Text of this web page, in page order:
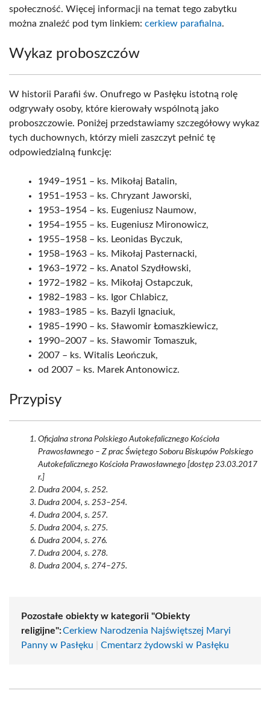
społeczność. Więcej informacji na temat tego zabytku
można znaleźć pod tym linkiem: cerkiew parafialna.
Wykaz proboszczów
W historii Parafii św. Onufrego w Pasłęku istotną rolę
odgrywały osoby, które kierowały wspólnotą jako
proboszczowie. Poniżej przedstawiamy szczegółowy wykaz
tych duchownych, którzy mieli zaszczyt pełnić tę
odpowiedzialną funkcję:
1949–1951 – ks. Mikołaj Batalin,
1951–1953 – ks. Chryzant Jaworski,
1953–1954 – ks. Eugeniusz Naumow,
1954–1955 – ks. Eugeniusz Mironowicz,
1955–1958 – ks. Leonidas Byczuk,
1958–1963 – ks. Mikołaj Pasternacki,
1963–1972 – ks. Anatol Szydłowski,
1972–1982 – ks. Mikołaj Ostapczuk,
1982–1983 – ks. Igor Chlabicz,
1983–1985 – ks. Bazyli Ignaciuk,
1985–1990 – ks. Sławomir Łomaszkiewicz,
1990–2007 – ks. Sławomir Tomaszuk,
2007 – ks. Witalis Leończuk,
od 2007 – ks. Marek Antonowicz.
Przypisy
Oficjalna strona Polskiego Autokefalicznego Kościoła
Prawosławnego – Z prac Świętego Soboru Biskupów Polskiego
Autokefalicznego Kościoła Prawosławnego [dostęp 23.03.2017
r.]
Dudra 2004, s. 252.
Dudra 2004, s. 253–254.
Dudra 2004, s. 257.
Dudra 2004, s. 275.
Dudra 2004, s. 276.
Dudra 2004, s. 278.
Dudra 2004, s. 274–275.
Pozostałe obiekty w kategorii "Obiekty
religijne":Cerkiew Narodzenia Najświętszej Maryi
Panny w Pasłęku
Cmentarz żydowski w Pasłęku